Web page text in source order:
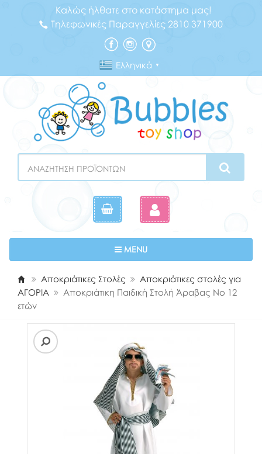
Καλώς ήλθατε στο κατάστημα μας!
Τηλεφωνικές Παραγγελίες 2810 371900
Ελληνικά ▼
MENUToggle navigation
Αποκριάτικες Στολές
Αποκριάτικες στολές για
ΑΓΟΡΙΑ
Αποκριάτικη Παιδική Στολή Άραβας Νο 12
ετών